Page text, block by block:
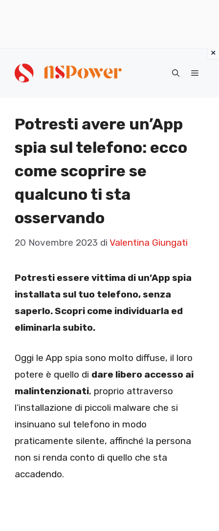
Menu
Potresti avere un’App
spia sul telefono: ecco
come scoprire se
qualcuno ti sta
osservando
20 Novembre 2023 di Valentina Giungati
Potresti essere vittima di un’App spia
installata sul tuo telefono, senza
saperlo. Scopri come individuarla ed
eliminarla subito.
Oggi le App spia sono molto diffuse, il loro
potere è quello di dare libero accesso ai
malintenzionati, proprio attraverso
l’installazione di piccoli malware che si
insinuano sul telefono in modo
praticamente silente, affinché la persona
non si renda conto di quello che sta
accadendo.